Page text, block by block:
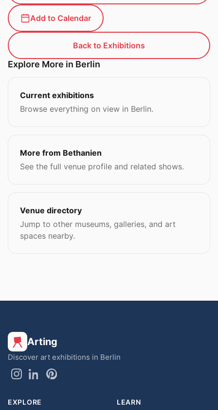
Add to Calendar
Back to Exhibitions
Explore More in Berlin
Current exhibitions
Browse everything on view in Berlin.
More from Bethanien
See the full venue profile and related shows.
Venue directory
Jump to other museums, galleries, and art
spaces nearby.
Arting
Discover art exhibitions in Berlin
EXPLORE LEARN